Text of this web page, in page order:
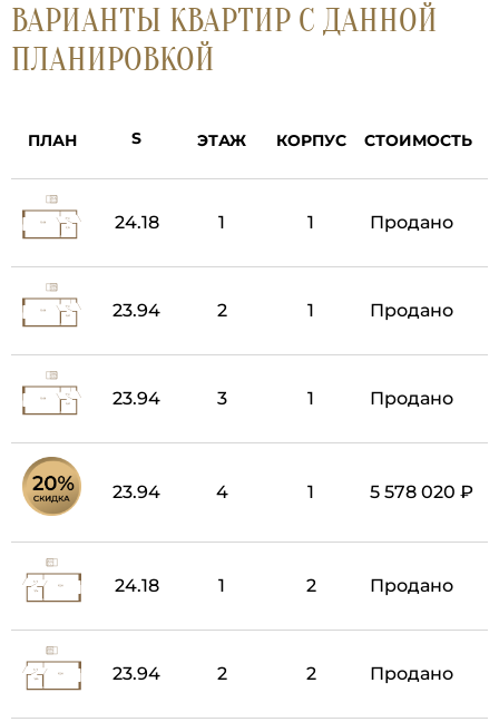
ВАРИАНТЫ КВАРТИР С ДАННОЙ
ПЛАНИРОВКОЙ
ПЛАН ЭТАЖ КОРПУС СТОИМОСТЬ
24.18 1 1 Продано
23.94 2 1 Продано
23.94 3 1 Продано
23.94 4 1 5 578 020 ₽
24.18 1 2 Продано
23.94 2 2 Продано